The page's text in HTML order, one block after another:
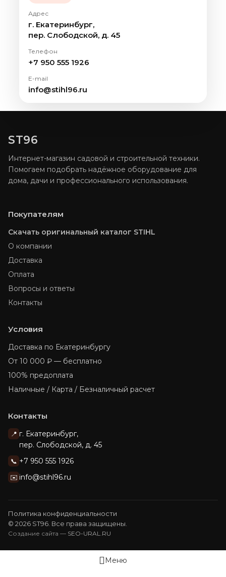
Адрес
г. Екатеринбург,
пер. Слободской, д. 45
Телефон
+7 950 555 1926
E-mail
info@stihl96.ru
ST96
Интернет-магазин садовой и строительной техники.
Помогаем подобрать надёжное оборудование для
дома, дачи и профессионального использования.
Покупателям
Скачать оригинальный каталог STIHL
О компании
Доставка
Оплата
Вопросы и ответы
Контакты
Условия
Доставка по Екатеринбургу
От 10 000 ₽ — бесплатно
100% предоплата
Наличные / Карта / Безналичный расчет
Контакты
📍 г. Екатеринбург,
пер. Слободской, д. 45
📞 +7 950 555 1926
✉️ info@stihl96.ru
Политика конфиденциальности
© 2026 ST96. Все права защищены.
Создание сайта — SEO-URAL.RU
Меню